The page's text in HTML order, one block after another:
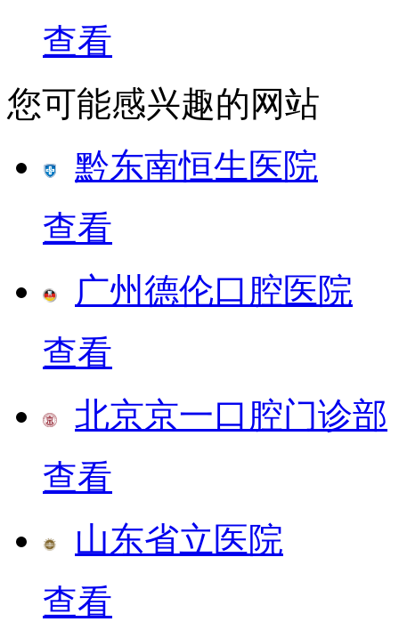
查看
您可能感兴趣的网站
​黔东南恒生医院
查看
广州德伦口腔医院
查看
北京京一口腔门诊部
查看
山东省立医院
查看